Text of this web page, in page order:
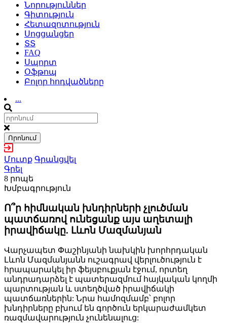
Նորություններ
Գիտություն
Հետազոտություն
Սոցցանցեր
ՏՏ
FAQ
Սպորտ
Օֆթոպ
Բոլոր հոդվածները
...
Որոնում
Մուտք Գրանցվել
Գրել
8 րոպե
Խմբագրություն
Ո՞ր հիմնական խնդիրների չլուծման
պատճառով ունեցանք այս աղետալի
իրավիճակը. Լևոն Մազմանյան
Վարչապետ Փաշինյանի նախկին խորհրդական
Լևոն Մազմանյանն ուշագրավ վերլուծություն է
հրապարակել իր ֆեյսբուքյան էջում, որտեղ
անդրադարձել է պատերազմում հայկական կողմի
պարտության և ստեղծված իրավիճակի
պատճառներին: Նրա համոզմամբ՝ բոլոր
խնդիրները բխում են գործուն երկարաժամկետ
ռազմավարություն չունենալուց: